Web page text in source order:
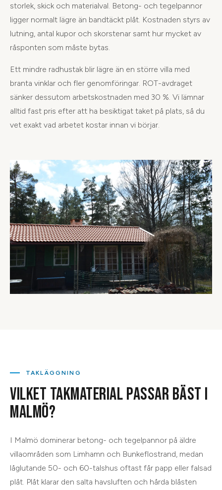
storlek, skick och materialval. Betong- och tegelpannor
ligger normalt lägre än bandtäckt plåt. Kostnaden styrs av
lutning, antal kupor och skorstenar samt hur mycket av
råsponten som måste bytas.
Ett mindre radhustak blir lägre än en större villa med
branta vinklar och fler genomföringar. ROT-avdraget
sänker dessutom arbetskostnaden med 30 %. Vi lämnar
alltid fast pris efter att ha besiktigat taket på plats, så du
vet exakt vad arbetet kostar innan vi börjar.
TAKLÄGGNING
VILKET TAKMATERIAL PASSAR BÄST I
MALMÖ?
I Malmö dominerar betong- och tegelpannor på äldre
villaområden som Limhamn och Bunkeflostrand, medan
låglutande 50- och 60-talshus oftast får papp eller falsad
plåt. Plåt klarar den salta havsluften och hårda blåsten